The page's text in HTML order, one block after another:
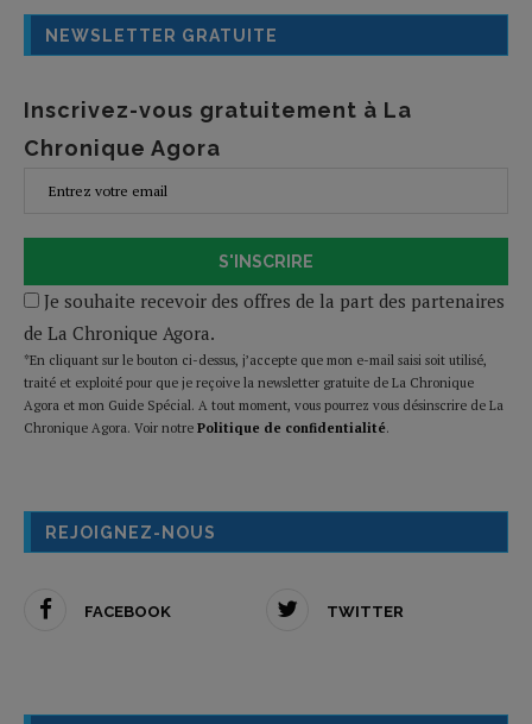
NEWSLETTER GRATUITE
Inscrivez-vous gratuitement à La
Chronique Agora
S'INSCRIRE
Je souhaite recevoir des offres de la part des partenaires
de La Chronique Agora.
*En cliquant sur le bouton ci-dessus, j’accepte que mon e-mail saisi soit utilisé,
traité et exploité pour que je reçoive la newsletter gratuite de La Chronique
Agora et mon Guide Spécial. A tout moment, vous pourrez vous désinscrire de La
Chronique Agora. Voir notre Politique de confidentialité.
REJOIGNEZ-NOUS
FACEBOOK TWITTER